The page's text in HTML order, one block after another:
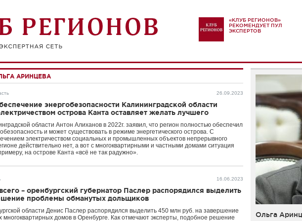
«КЛУБ РЕГИОНОВ»
РЕКОМЕНДУЕТ ПУЛ
ЭКСПЕРТОВ
АРИНЦЕВА
26.09.2023
энергобезопасности Калининградской области
острова Канта оставляет желать лучшего
области Антон Алиханов в 2022г. заявил, что регион полностью обеспечил
и может существовать в режиме энергетического острова. С
электричеством социальных и промышленных объектов непрерывного
действительно нет, а вот с многоквартирными и частными домами ситуация
на острове Канта «всё не так радужно».
16.06.2023
– оренбургский губернатор Паслер распорядился выделить
проблемы обманутых дольщиков
области Денис Паслер распорядился выделить 450 млн руб. на завершение
многоквартирных домов в Оренбурге. Как отмечают эксперты, подобное решение
Ольга